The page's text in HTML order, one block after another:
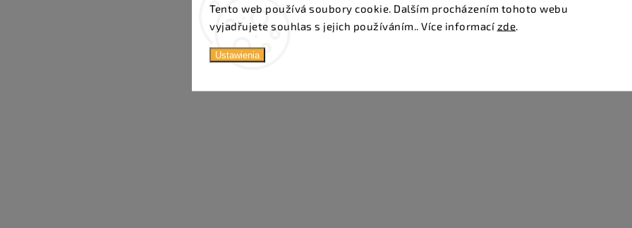
Tento web používá soubory cookie. Dalším procházením tohoto webu
vyjadřujete souhlas s jejich používáním.. Více informací zde
Ustawienia